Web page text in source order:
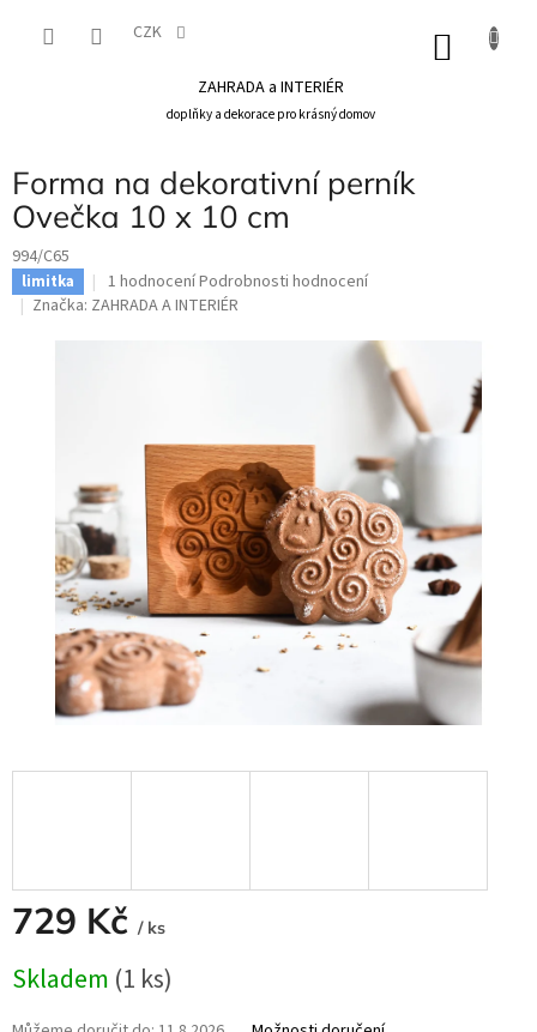
CZK
ZAHRADA a INTERIÉR
doplňky a dekorace pro krásný domov
Forma na dekorativní perník
Ovečka 10 x 10 cm
994/C65
limitka
Průměrné
hodnocení
hvězdiček.
1 hodnoceníPodrobnosti hodnocení
Značka: ZAHRADA A INTERIÉR
729 Kč / ks
cena:
Skladem (1 ks)